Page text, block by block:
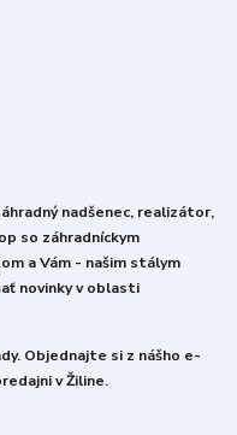
nadšenec, realizátor,
so záhradníckym
a Vám - našim stálym
novinky v oblasti
Objednajte si z nášho e-
v Žiline.